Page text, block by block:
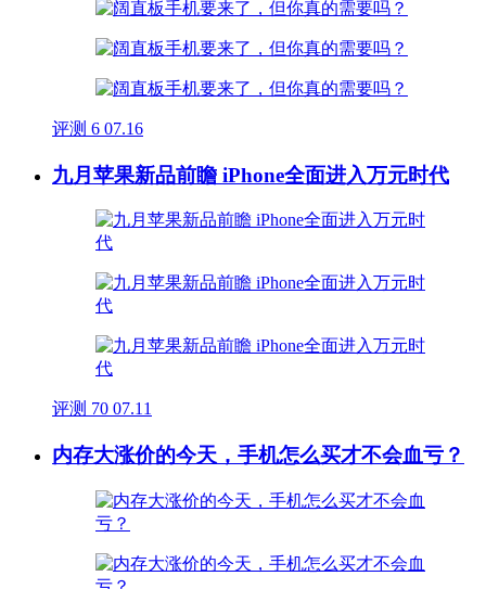
评测 6 07.16
九月苹果新品前瞻 iPhone全面进入万元时代
评测 70 07.11
内存大涨价的今天，手机怎么买才不会血亏？